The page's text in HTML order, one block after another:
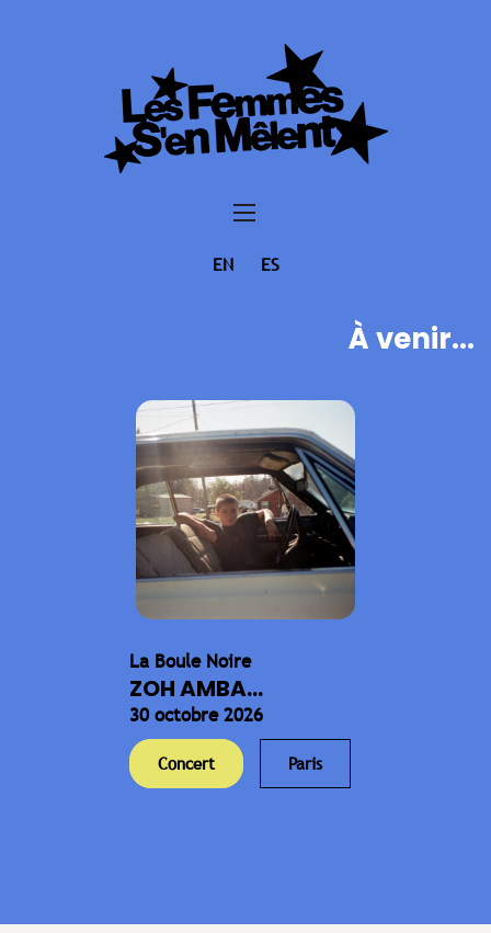
EN ES
À venir...
La Boule Noire
ZOH AMBA...
30 octobre 2026
Concert Paris